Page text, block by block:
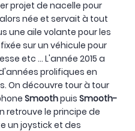
projet de nacelle pour
née et servait à tout
une aile volante pour les
sur un véhicule pour
etc ... L'année 2015 a
prolifiques en
On découvre tour à tour
Smoothpuis Smooth-
retrouve le principe de
un joystick et des